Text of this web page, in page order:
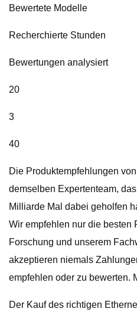
Bewertete Modelle
Recherchierte Stunden
Bewertungen analysiert
20
3
40
Die Produktempfehlungen
demselben Expertenteam,
Milliarde Mal dabei geholfen
Wir empfehlen nur die besten
Forschung und unserem
akzeptieren niemals
empfehlen oder zu bewerten.
Der Kauf des richtigen